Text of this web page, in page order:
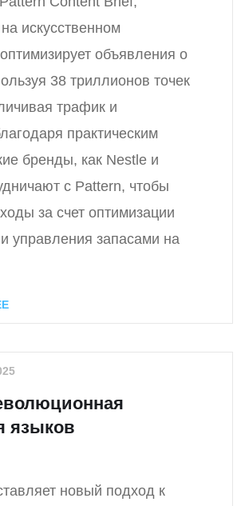
искусственном
объявления о
38 триллионов точек
трафик и
практическим
бренды, как Nestle и
с Pattern, чтобы
за счет оптимизации
управления запасами на
языков
новый подход к